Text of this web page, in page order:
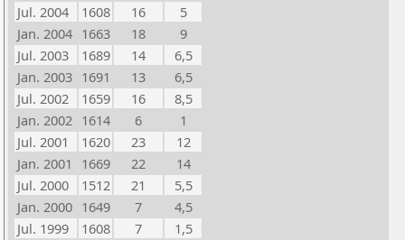
Jul. 2004
1608 16
5
Jan. 2004 1663 18
9
Jul. 2003
1689 14
6,5
Jan. 2003 1691 13
6,5
Jul. 2002
1659 16
8,5
Jan. 2002 1614 6
1
Jul. 2001
1620 23
12
Jan. 2001
1669 22
14
Jul. 2000
1512 21
5,5
Jan. 2000 1649 7
4,5
Jul. 1999
1608 7
1,5